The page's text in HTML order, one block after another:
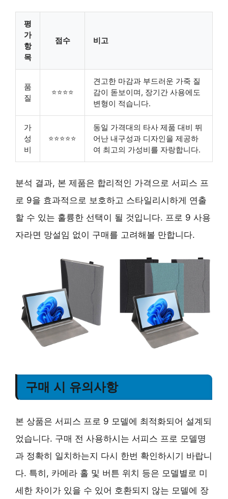
평
가
항
목
점수 비고
품
질
⭐⭐⭐⭐
견고한 마감과 부드러운 가죽 질
감이 돋보이며, 장기간 사용에도
변형이 적습니다.
가
성
비
⭐⭐⭐⭐⭐
동일 가격대의 타사 제품 대비 뛰
어난 내구성과 디자인을 제공하
여 최고의 가성비를 자랑합니다.
분석 결과, 본 제품은 합리적인 가격으로 서피스 프
로 9을 효과적으로 보호하고 스타일리시하게 연출
할 수 있는 훌륭한 선택이 될 것입니다. 프로 9 사용
자라면 망설임 없이 구매를 고려해볼 만합니다.
구매 시 유의사항
본 상품은 서피스 프로 9 모델에 최적화되어 설계되
었습니다. 구매 전 사용하시는 서피스 프로 모델명
과 정확히 일치하는지 다시 한번 확인하시기 바랍니
다. 특히, 카메라 홀 및 버튼 위치 등은 모델별로 미
세한 차이가 있을 수 있어 호환되지 않는 모델에 장